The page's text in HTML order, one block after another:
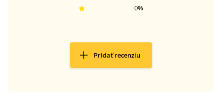
0%
Pridať recenziu